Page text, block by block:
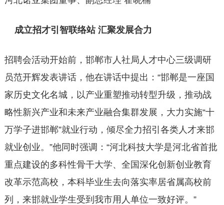
成立招才引智联络站 汇聚发展合力
招聘会活动开始前，邯郸市人社局人才中心三级调研
员范开辉发表讲话，他在讲话中提出：“邯郸是一座国
家历史文化名城，以产业重塑推动转型升级，推动战
略性新兴产业和未来产业融合集群发展，大力实施“十
万学子进邯郸”就业行动，倾尽全力招引各类人才来邯
就业创业。”他同时强调：“河北科技大学是河北省首批
重点建设的多科性骨干大学、全国深化创新创业教育
改革示范高校，本科毕业生去向落实率居省属高校前
列，来邯就业学生受到我市用人单位一致好评。”